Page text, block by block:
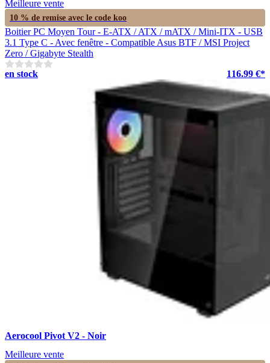
Meilleure vente
10 % de remise avec le code koo
Boitier PC Moyen Tour - E-ATX / ATX / mATX / Mini-ITX - USB
3.1 Type C - Avec fenêtre - Compatible Asus BTF / MSI Project
Zero / Gigabyte Stealth
en stock
116.99 €*
Aerocool Pivot V2 - Noir
Meilleure vente